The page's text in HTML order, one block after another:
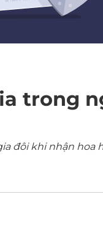
trong
đôi khi nhận hoa